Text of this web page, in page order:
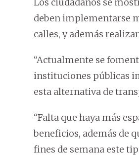
Los ciudadanos se
deben implementarse
calles, y además
“Actualmente se
instituciones públicas
esta alternativa de
“Falta que haya más
beneficios, además de
fines de semana este